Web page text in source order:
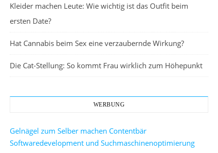
Kleider machen Leute: Wie wichtig ist das Outfit beim
ersten Date?
Hat Cannabis beim Sex eine verzaubernde Wirkung?
Die Cat-Stellung: So kommt Frau wirklich zum Höhepunkt
WERBUNG
Gelnägel zum Selber machen Contentbär
Softwaredevelopment und Suchmaschinenoptimierung